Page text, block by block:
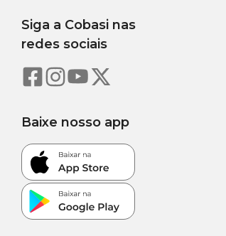
Siga a Cobasi nas
redes sociais
Baixe nosso app